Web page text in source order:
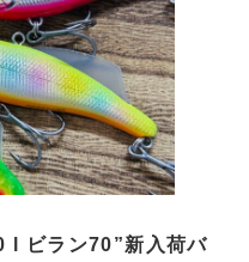
l ビラン70”新入荷バ